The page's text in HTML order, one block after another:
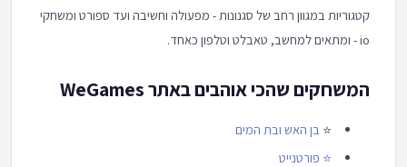
קטגוריות במגוון רחב של סגנונות - מפעולה וחשיבה ועד ספורט ומשחקי
io - ומתאים למחשב, טאבלט וטלפון כאחד.
המשחקים שהכי אוהבים באתר WeGames
⭐ בן האש ובת המים
⭐ פורטנייט